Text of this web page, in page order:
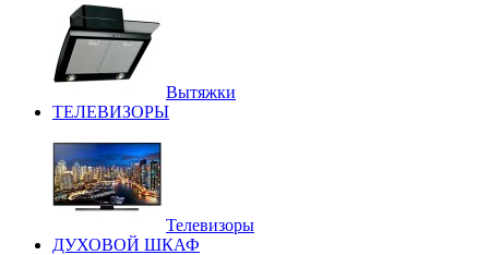
Вытяжки
ТЕЛЕВИЗОРЫ
Телевизоры
ДУХОВОЙ ШКАФ